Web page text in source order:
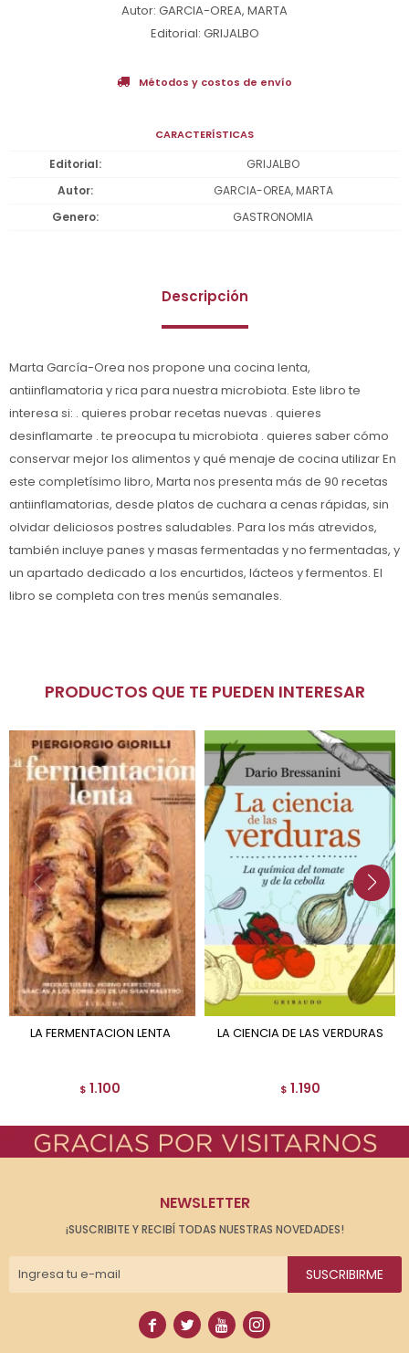
Autor: GARCIA-OREA, MARTA
Editorial: GRIJALBO
Métodos y costos de envío
CARACTERÍSTICAS
Editorial
GRIJALBO
Autor
GARCIA-OREA, MARTA
Genero
GASTRONOMIA
Descripción
Marta García-Orea nos propone una cocina lenta,
antiinflamatoria y rica para nuestra microbiota. Este libro te
interesa si: . quieres probar recetas nuevas . quieres
desinflamarte . te preocupa tu microbiota . quieres saber cómo
conservar mejor los alimentos y qué menaje de cocina utilizar En
este completísimo libro, Marta nos presenta más de 90 recetas
antiinflamatorias, desde platos de cuchara a cenas rápidas, sin
olvidar deliciosos postres saludables. Para los más atrevidos,
también incluye panes y masas fermentadas y no fermentadas, y
un apartado dedicado a los encurtidos, lácteos y fermentos. El
libro se completa con tres menús semanales.
PRODUCTOS QUE TE PUEDEN INTERESAR
LA FERMENTACION LENTA
$ 1.100
LA CIENCIA DE LAS VERDURAS
$ 1.190
NEWSLETTER
¡SUSCRIBITE Y RECIBÍ TODAS NUESTRAS NOVEDADES!
SUSCRIBIRME
   